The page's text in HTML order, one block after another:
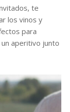
te
los vinos y
para
un aperitivo junto